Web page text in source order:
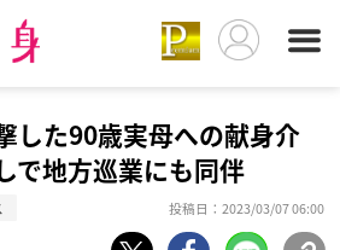
た90歳実母への献身介
で地方巡業にも同伴
投稿日：2023/03/07 06:00